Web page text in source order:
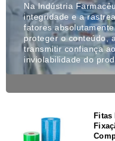
Na Indústria
integridade e a
fatores
proteger o conteúdo,
transmitir confiança
inviolabilidade do
Fitas